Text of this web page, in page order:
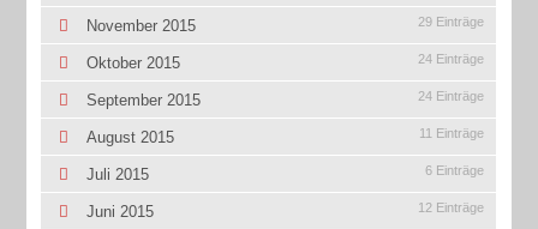
November 2015 29 Einträge
Oktober 2015 24 Einträge
September 2015 24 Einträge
August 2015 11 Einträge
Juli 2015 6 Einträge
Juni 2015 12 Einträge